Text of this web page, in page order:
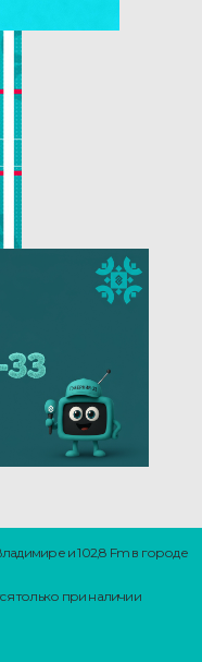
и 102,8 Fm в городе
только при наличии